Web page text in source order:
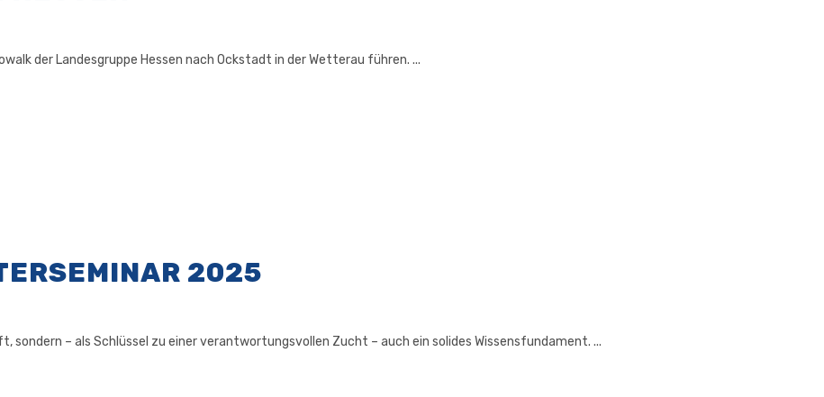
der Landesgruppe Hessen nach Ockstadt in der Wetterau führen. ...
2025
– als Schlüssel zu einer verantwortungsvollen Zucht – auch ein solides Wissensfundament. ...